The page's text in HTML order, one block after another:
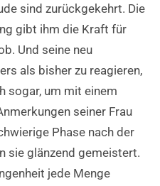
sind zurückgekehrt. Die
gibt ihm die Kraft für
Und seine neu
als bisher zu reagieren,
sogar, um mit einem
seiner Frau
Phase nach der
sie glänzend gemeistert.
jede Menge